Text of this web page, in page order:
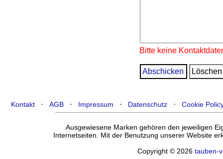
Bitte keine
Kontakt ·AGB · Impressum · Datenschutz ·Cookie
Ausgewiesene Marken gehören den jeweiligen
Internetseiten. Mit der Benutzung unserer Website
Copyright © 2026tauben-